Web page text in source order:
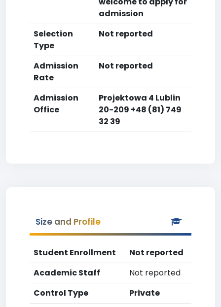
admission
Selection
Type
Not reported
Admission
Rate
Not reported
Admission
Office
Projektowa 4 Lublin
20-209 +48 (81) 749
32 39
Size and Profile
Student Enrollment
Not reported
Academic Staff
Not reported
Control Type
Private